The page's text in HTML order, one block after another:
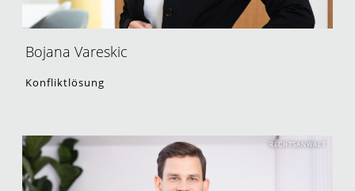
Bojana Vareskic
Konfliktlösung
RECHTSANWALT